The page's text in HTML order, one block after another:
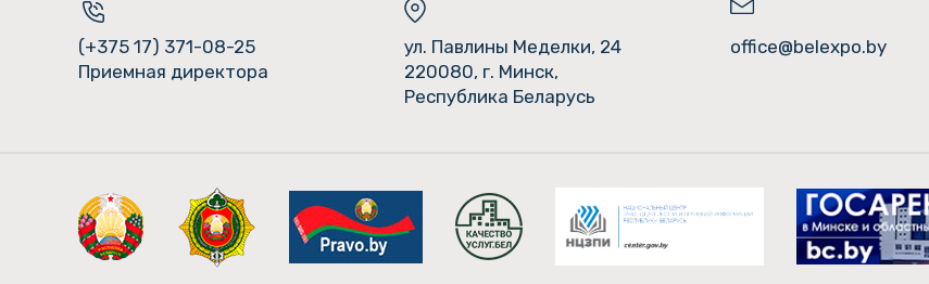
(+375 17) 371-08-25
Приемная директора
ул. Павлины Меделки, 24
220080, г. Минск,
Республика Беларусь
office@belexpo.by